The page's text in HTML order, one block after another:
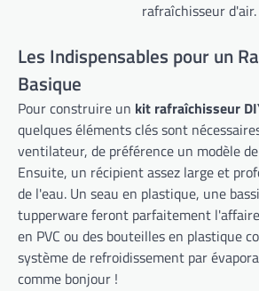
rafraîchisseur d'air.
Les Indispensables pour un
Basique
Pour construire un kit rafraîchisseur
quelques éléments clés sont
ventilateur, de préférence un modèle
Ensuite, un récipient assez large et
de l'eau. Un seau en plastique, une
tupperware feront parfaitement
en PVC ou des bouteilles en plastique
système de refroidissement par
comme bonjour !